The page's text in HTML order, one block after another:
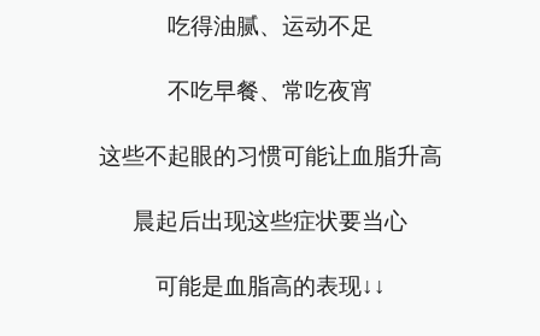
吃得油腻、运动不足
不吃早餐、常吃夜宵
这些不起眼的习惯可能让血脂升高
晨起后出现这些症状要当心
可能是血脂高的表现↓↓